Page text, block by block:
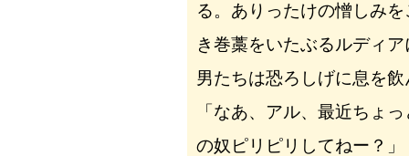
る。ありったけの憎しみ
き巻藁をいたぶるルディ
男たちは恐ろしげに息を飲
「なあ、アル、最近ちょ
の奴ピリピリしてねー？」